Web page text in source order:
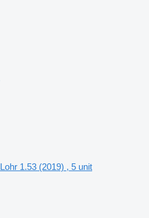
Lohr 1.53 (2019) , 5 unit